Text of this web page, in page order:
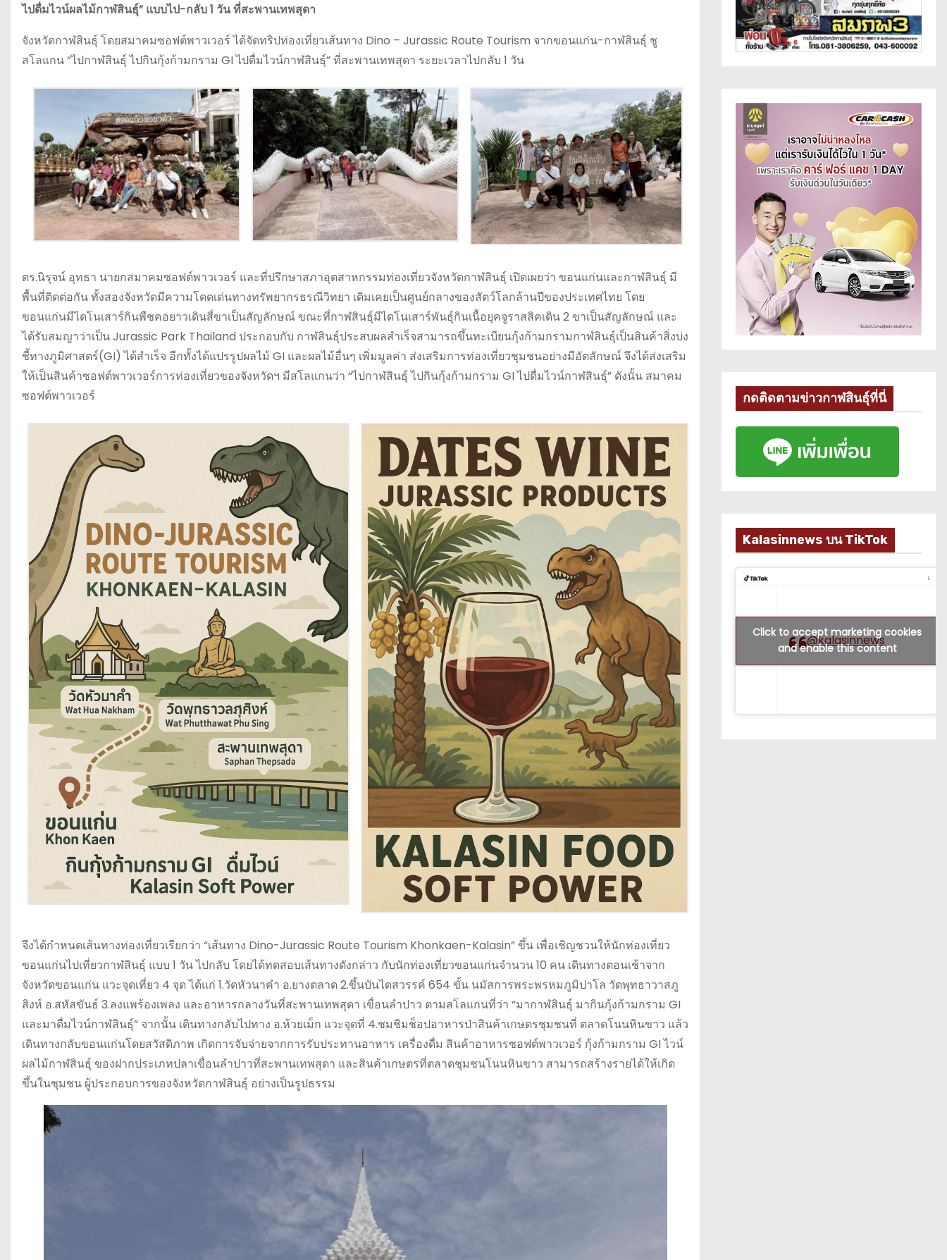
ไปดื่มไวน์ผลไม้กาฬสินธุ์” แบบไป-กลับ 1 วัน ที่สะพานเทพสุดา
จังหวัดกาฬสินธุ์ โดยสมาคมซอฟต์พาวเวอร์ ได้จัดทริปท่องเที่ยวเส้นทาง Dino – Jurassic Route Tourism จากขอนแก่น-กาฬสินธุ์ ชู
สโลแกน “ไปกาฬสินธุ์ ไปกินกุ้งก้ามกราม GI ไปดื่มไวน์กาฬสินธุ์” ที่สะพานเทพสุดา ระยะเวลาไปกลับ 1 วัน
ดร.นิรุจน์ อุทธา นายกสมาคมซอฟต์พาวเวอร์ และที่ปรึกษาสภาอุตสาหกรรมท่องเที่ยวจังหวัดกาฬสินธุ์ เปิดเผยว่า ขอนแก่นและกาฬสินธุ์ มี
พื้นที่ติดต่อกัน ทั้งสองจังหวัดมีความโดดเด่นทางทรัพยากรธรณีวิทยา เดิมเคยเป็นศูนย์กลางของสัตว์โลกล้านปีของประเทศไทย โดย
ขอนแก่นมีไดโนเสาร์กินพืชคอยาวเดินสี่ขาเป็นสัญลักษณ์ ขณะที่กาฬสินธุ์มีไดโนเสาร์พันธุ์กินเนื้อยุคจูราสสิคเดิน 2 ขาเป็นสัญลักษณ์ และ
ได้รับสมญาว่าเป็น Jurassic Park Thailand ประกอบกับ กาฬสินธุ์ประสบผลสำเร็จสามารถขึ้นทะเบียนกุ้งก้ามกรามกาฬสินธุ์เป็นสินค้าสิ่งบ่ง
ชี้ทางภูมิศาสตร์(GI) ได้สำเร็จ อีกทั้งได้แปรรูปผลไม้ GI และผลไม้อื่นๆ เพิ่มมูลค่า ส่งเสริมการท่องเที่ยวชุมชนอย่างมีอัตลักษณ์ จึงได้ส่งเสริม
ให้เป็นสินค้าซอฟต์พาวเวอร์การท่องเที่ยวของจังหวัดฯ มีสโลแกนว่า “ไปกาฬสินธุ์ ไปกินกุ้งก้ามกราม GI ไปดื่มไวน์กาฬสินธุ์” ดังนั้น สมาคม
ซอฟต์พาวเวอร์
จึงได้กำหนดเส้นทางท่องเที่ยวเรียกว่า “เส้นทาง Dino-Jurassic Route Tourism Khonkaen-Kalasin” ขึ้น เพื่อเชิญชวนให้นักท่องเที่ยว
ขอนแก่นไปเที่ยวกาฬสินธุ์ แบบ 1 วัน ไปกลับ โดยได้ทดสอบเส้นทางดังกล่าว กับนักท่องเที่ยวขอนแก่นจำนวน 10 คน เดินทางตอนเช้าจาก
จังหวัดขอนแก่น แวะจุดเที่ยว 4 จุด ได้แก่ 1.วัดหัวนาคำ อ.ยางตลาด 2.ขึ้นบันไดสวรรค์ 654 ขั้น นมัสการพระพรหมภูมิปาโล วัดพุทธาวาสภู
สิงห์ อ.สหัสขันธ์ 3.ลงแพร้องเพลง และอาหารกลางวันที่สะพานเทพสุดา เขื่อนลำปาว ตามสโลแกนที่ว่า “มากาฬสินธุ์ มากินกุ้งก้ามกราม GI
และมาดื่มไวน์กาฬสินธุ์” จากนั้น เดินทางกลับไปทาง อ.ห้วยเม็ก แวะจุดที่ 4.ชมชิมช็อปอาหารป่าสินค้าเกษตรชุมชนที่ ตลาดโนนหินขาว แล้ว
เดินทางกลับขอนแก่นโดยสวัสดิภาพ เกิดการจับจ่ายจากการรับประทานอาหาร เครื่องดื่ม สินค้าอาหารซอฟต์พาวเวอร์ กุ้งก้ามกราม GI ไวน์
ผลไม้กาฬสินธุ์ ของฝากประเภทปลาเขื่อนลำปาวที่สะพานเทพสุดา และสินค้าเกษตรที่ตลาดชุมชนโนนหินขาว สามารถสร้างรายได้ให้เกิด
ขึ้นในชุมชน ผู้ประกอบการของจังหวัดกาฬสินธุ์ อย่างเป็นรูปธรรม
กดติดตามข่าวกาฬสินธุ์ที่นี่
Kalasinnews บน TikTok
@kalasinnews
Click to accept marketing cookies
and enable this content